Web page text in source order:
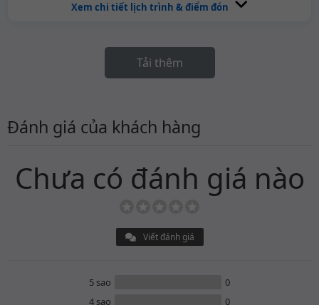
Xem chi tiết lịch trình & điểm đón
Tải thêm
Đánh giá của khách hàng
Chưa có đánh giá nào
Viết đánh giá
5 sao
0
4 sao
0